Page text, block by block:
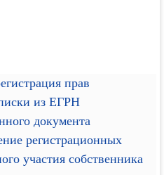
прав
из ЕГРН
документа
регистрационных
участия собственника